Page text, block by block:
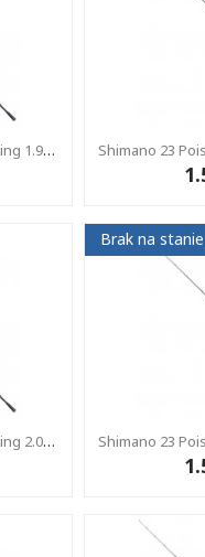
Shimano 23 Poison Adrena Casting 1.93m 3.5-10g 1+1
Shimano 23 Poison Adrena Casting 2.08m 7-21g 1+1
Brak na stanie